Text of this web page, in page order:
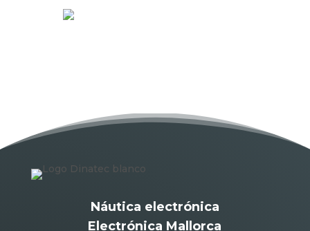
Náutica electrónica
Electrónica Mallorca